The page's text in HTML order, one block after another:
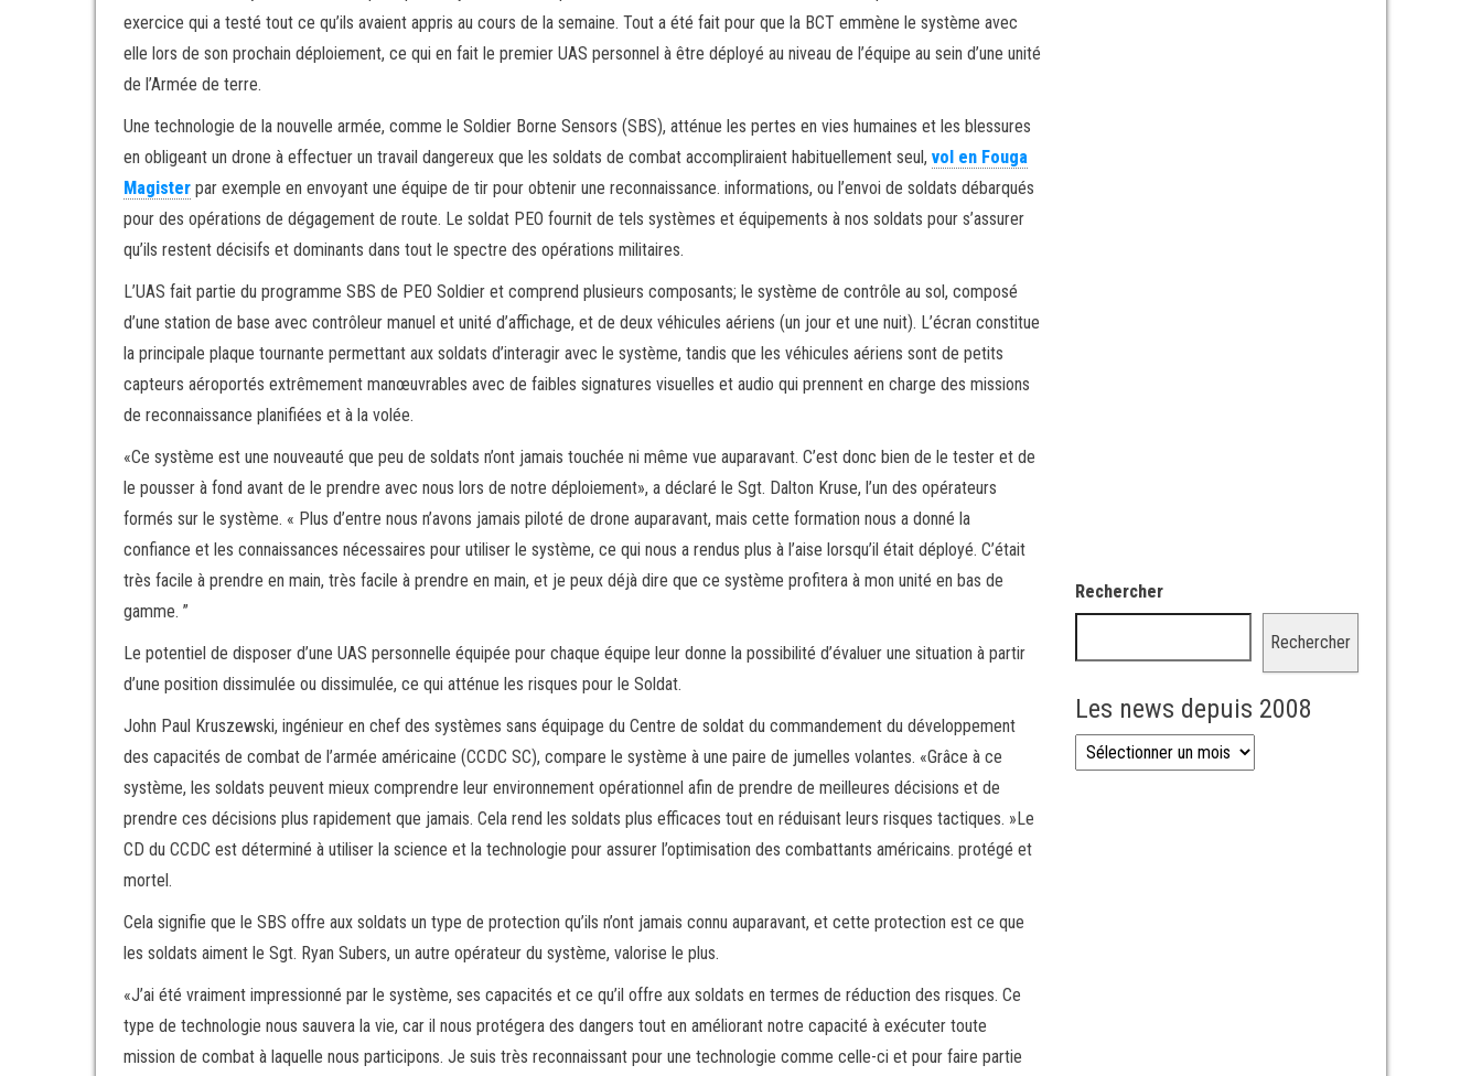
exercice qui a testé tout ce qu’ils avaient appris au cours de la semaine. Tout a été fait pour que la BCT emmène le système avec
elle lors de son prochain déploiement, ce qui en fait le premier UAS personnel à être déployé au niveau de l’équipe au sein d’une unité
de l’Armée de terre.
Une technologie de la nouvelle armée, comme le Soldier Borne Sensors (SBS), atténue les pertes en vies humaines et les blessures
en obligeant un drone à effectuer un travail dangereux que les soldats de combat accompliraient habituellement seul, vol en Fouga
Magister par exemple en envoyant une équipe de tir pour obtenir une reconnaissance. informations, ou l’envoi de soldats débarqués
pour des opérations de dégagement de route. Le soldat PEO fournit de tels systèmes et équipements à nos soldats pour s’assurer
qu’ils restent décisifs et dominants dans tout le spectre des opérations militaires.
L’UAS fait partie du programme SBS de PEO Soldier et comprend plusieurs composants; le système de contrôle au sol, composé
d’une station de base avec contrôleur manuel et unité d’affichage, et de deux véhicules aériens (un jour et une nuit). L’écran constitue
la principale plaque tournante permettant aux soldats d’interagir avec le système, tandis que les véhicules aériens sont de petits
capteurs aéroportés extrêmement manœuvrables avec de faibles signatures visuelles et audio qui prennent en charge des missions
de reconnaissance planifiées et à la volée.
«Ce système est une nouveauté que peu de soldats n’ont jamais touchée ni même vue auparavant. C’est donc bien de le tester et de
le pousser à fond avant de le prendre avec nous lors de notre déploiement», a déclaré le Sgt. Dalton Kruse, l’un des opérateurs
formés sur le système. « Plus d’entre nous n’avons jamais piloté de drone auparavant, mais cette formation nous a donné la
confiance et les connaissances nécessaires pour utiliser le système, ce qui nous a rendus plus à l’aise lorsqu’il était déployé. C’était
très facile à prendre en main, très facile à prendre en main, et je peux déjà dire que ce système profitera à mon unité en bas de
gamme. ”
Le potentiel de disposer d’une UAS personnelle équipée pour chaque équipe leur donne la possibilité d’évaluer une situation à partir
d’une position dissimulée ou dissimulée, ce qui atténue les risques pour le Soldat.
John Paul Kruszewski, ingénieur en chef des systèmes sans équipage du Centre de soldat du commandement du développement
des capacités de combat de l’armée américaine (CCDC SC), compare le système à une paire de jumelles volantes. «Grâce à ce
système, les soldats peuvent mieux comprendre leur environnement opérationnel afin de prendre de meilleures décisions et de
prendre ces décisions plus rapidement que jamais. Cela rend les soldats plus efficaces tout en réduisant leurs risques tactiques. »Le
CD du CCDC est déterminé à utiliser la science et la technologie pour assurer l’optimisation des combattants américains. protégé et
mortel.
Cela signifie que le SBS offre aux soldats un type de protection qu’ils n’ont jamais connu auparavant, et cette protection est ce que
les soldats aiment le Sgt. Ryan Subers, un autre opérateur du système, valorise le plus.
«J’ai été vraiment impressionné par le système, ses capacités et ce qu’il offre aux soldats en termes de réduction des risques. Ce
type de technologie nous sauvera la vie, car il nous protégera des dangers tout en améliorant notre capacité à exécuter toute
mission de combat à laquelle nous participons. Je suis très reconnaissant pour une technologie comme celle-ci et pour faire partie
Rechercher
Rechercher
Les news depuis 2008
Les news depuis 2008